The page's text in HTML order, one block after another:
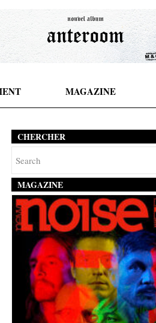
MAGAZINE
CHERCHER
MAGAZINE